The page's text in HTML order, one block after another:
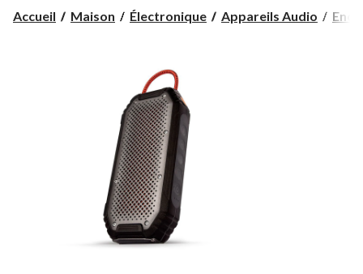
Accueil Maison Électronique Appareils Audio